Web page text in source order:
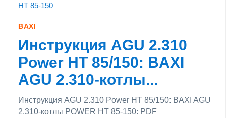
HT 85-150
BAXI
Инструкция AGU 2.310
Power HT 85/150: BAXI
AGU 2.310-котлы...
Инструкция AGU 2.310 Power HT 85/150: BAXI AGU
2.310-котлы POWER HT 85-150: PDF